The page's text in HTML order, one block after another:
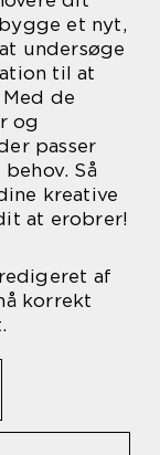
et nyt,
undersøge
til at
de
og
passer
Så
kreative
at erobrer!
af
korrekt